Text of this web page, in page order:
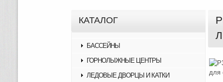
КАТАЛОГ
БАССЕЙНЫ
ГОРНОЛЫЖНЫЕ ЦЕНТРЫ
ЛЕДОВЫЕ ДВОРЦЫ И КАТКИ